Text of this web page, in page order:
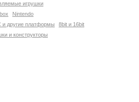
игрушки
Nintendo
и другие платформы
8bit и 16bit
и конструкторы